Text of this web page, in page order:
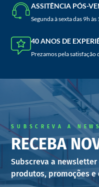
ASSITÊNCIA PÓS-
Segunda à sexta das 9h
40 ANOS DE
Prezamos pela satisfação
SUBSCREVA A
RECEBA
Subscreva a
produtos, promoções